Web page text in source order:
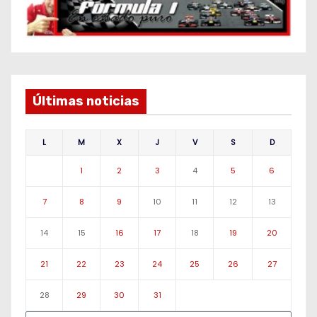
Últimas noticias
L M X J V S D
1 2 3 4 5 6
7 8 9 10 11 12 13
14 15 16 17 18 19 20
21 22 23 24 25 26 27
28 29 30 31